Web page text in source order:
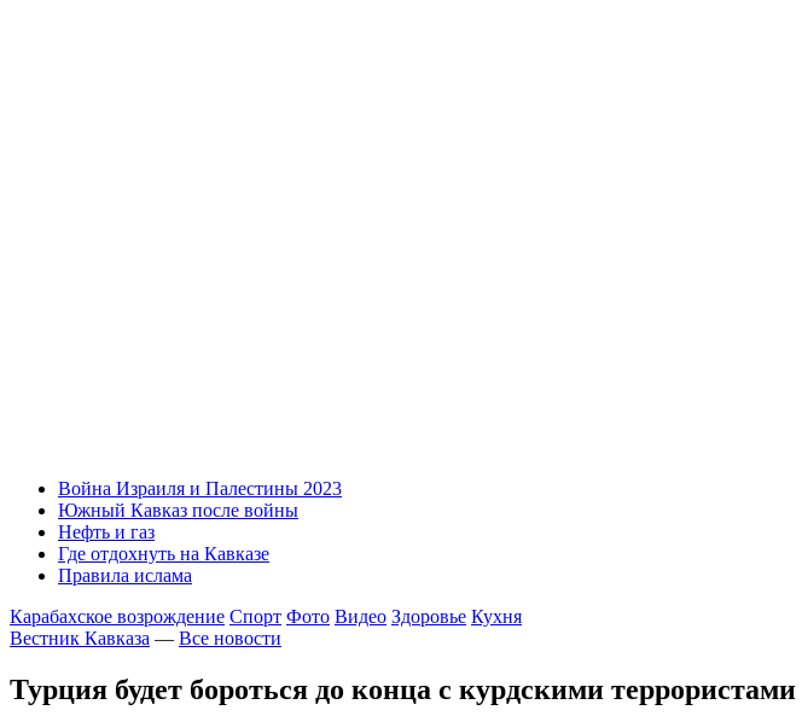
Война Израиля и Палестины 2023
Южный Кавказ после войны
Нефть и газ
Где отдохнуть на Кавказе
Правила ислама
Карабахское возрождение Спорт Фото Видео Здоровье Кухня
Вестник Кавказа — Все новости
Турция будет бороться до конца с курдскими террористами